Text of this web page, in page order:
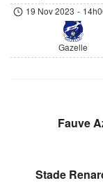
19 Nov 2023 -
Gazelle
Fauve
Stade